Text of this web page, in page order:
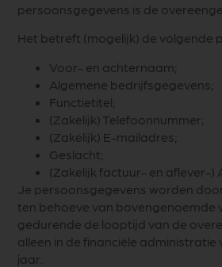
persoonsgegevens is de
Het betreft (mogelijk) de volgende
Voor- en achternaam;
Algemene bedrijfsgegevens;
Functietitel;
(Zakelijk) Telefoonnummer;
(Zakelijk) E-mailadres;
Geslacht;
(Zakelijk factuur- en aflever-)
Je persoonsgegevens worden
ten behoeve van bovengenoemde
gedurende de looptijd van de
alleen in de financiële administratie
jaar.